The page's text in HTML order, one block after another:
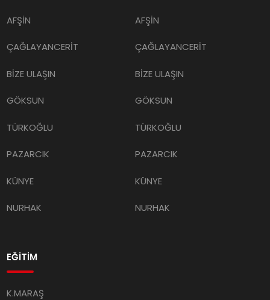
AFŞİN
ÇAĞLAYANCERİT
BİZE ULAŞIN
GÖKSUN
TÜRKOĞLU
PAZARCIK
KÜNYE
NURHAK
AFŞİN
ÇAĞLAYANCERİT
BİZE ULAŞIN
GÖKSUN
TÜRKOĞLU
PAZARCIK
KÜNYE
NURHAK
EĞİTİM
K.MARAŞ